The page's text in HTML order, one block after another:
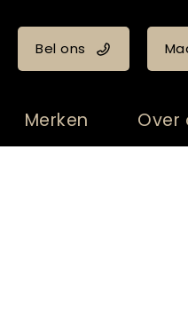
Bel ons
Merken Over